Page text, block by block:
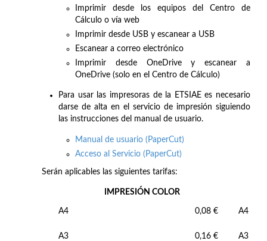
Imprimir desde los equipos del Centro de
Cálculo o vía web
Imprimir desde USB y escanear a USB
Escanear a correo electrónico
Imprimir desde OneDrive y escanear a
OneDrive (solo en el Centro de Cálculo)
Para usar las impresoras de la ETSIAE es necesario
darse de alta en el servicio de impresión siguiendo
las instrucciones del manual de usuario.
Manual de usuario (PaperCut)
Acceso al Servicio (PaperCut)
Serán aplicables las siguientes tarifas:
IMPRESIÓN COLOR
A4 0,08 € A4
A3 0,16 € A3